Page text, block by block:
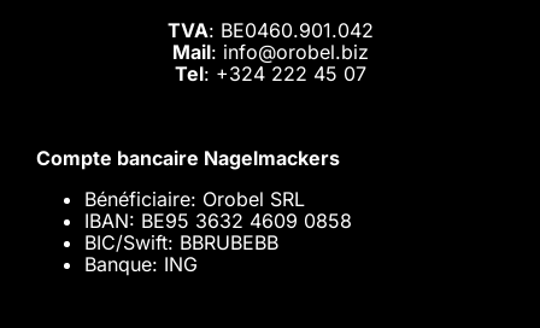
TVA: BE0460.901.042
Mail: info@orobel.biz
Tel: +324 222 45 07
Compte bancaire Nagelmackers
Bénéficiaire: Orobel SRL
IBAN: BE95 3632 4609 0858
BIC/Swift: BBRUBEBB
Banque: ING